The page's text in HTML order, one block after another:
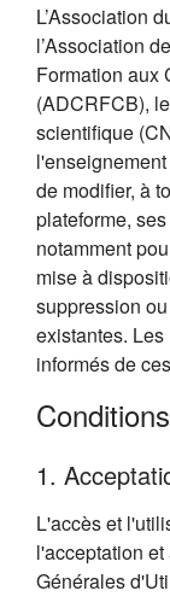
L’Association
l’Association
Formation aux
(ADCRFCB),
scientifique
de modifier, à
plateforme,
notamment
mise à
suppression
existantes.
informés de
1.
L'accès et
l'acceptation
Générales